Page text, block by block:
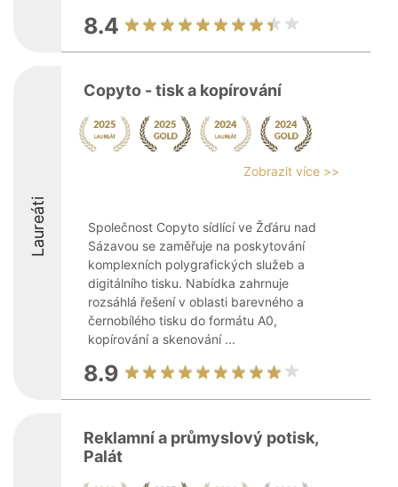
8.4
Laureáti
Copyto - tisk a kopírování
Zobrazit více >>
Společnost Copyto sídlící ve Žďáru nad
Sázavou se zaměřuje na poskytování
komplexních polygrafických služeb a
digitálního tisku. Nabídka zahrnuje
rozsáhlá řešení v oblasti barevného a
černobílého tisku do formátu A0,
kopírování a skenování ...
8.9
Reklamní a průmyslový potisk,
Palát